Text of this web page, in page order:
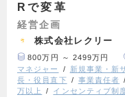
Rで変革
経営企画
株式会社レクリー
800万円 ～ 2499万円
マネジャー
新規事業・新
長・役員直下
事業責任者
万以上
インセンティブ制